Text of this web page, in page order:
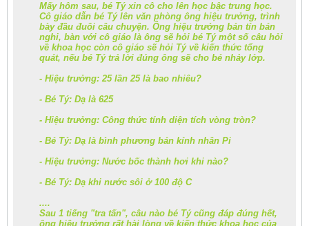
Mấy hôm sau, bé Tý xin cô cho lên học bậc trung học.
Cô giáo dẫn bé Tý lên văn phòng ông hiệu trưởng, trình
bày đầu đuôi câu chuyện. Ông hiệu trưởng bán tín bán
nghi, bàn với cô giáo là ông sẽ hỏi bé Tý một số câu hỏi
về khoa học còn cô giáo sẽ hỏi Tý về kiến thức tổng
quát, nếu bé Tý trả lời đúng ông sẽ cho bé nhảy lớp.
- Hiệu trưởng: 25 lần 25 là bao nhiêu?
- Bé Tý: Dạ là 625
- Hiệu trưởng: Công thức tính diện tích vòng tròn?
- Bé Tý: Dạ là bình phương bán kính nhân Pi
- Hiệu trưởng: Nước bốc thành hơi khi nào?
- Bé Tý: Dạ khi nước sôi ở 100 độ C
....
Sau 1 tiếng "tra tấn", câu nào bé Tý cũng đáp đúng hết,
ông hiệu trưởng rất hài lòng về kiến thức khoa học của